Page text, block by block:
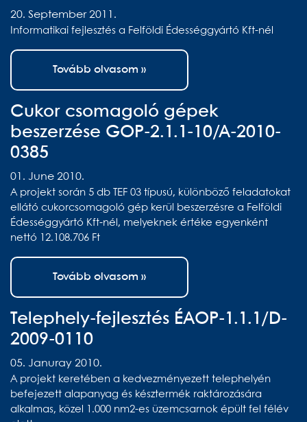
20. September 2011.
Informatikai fejlesztés a Felföldi Édességgyártó Kft-nél
Tovább olvasom »
Cukor csomagoló gépek
beszerzése GOP-2.1.1-10/A-2010-
0385
01. June 2010.
A projekt során 5 db TEF 03 típusú, különböző feladatokat
ellátó cukorcsomagoló gép kerül beszerzésre a Felföldi
Édességgyártó Kft-nél, melyeknek értéke egyenként
nettó 12.108.706 Ft
Tovább olvasom »
Telephely-fejlesztés ÉAOP-1.1.1/D-
2009-0110
05. Januray 2010.
A projekt keretében a kedvezményezett telephelyén
befejezett alapanyag és késztermék raktározására
alkalmas, közel 1.000 nm2-es üzemcsarnok épült fel félév